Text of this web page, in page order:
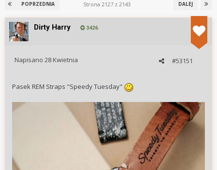
POPRZEDNIA DALEJ
Strona 2127 z 2143
Dirty Harry 3426
#53151
Napisano 28 Kwietnia
Pasek REM Straps "Speedy Tuesday"